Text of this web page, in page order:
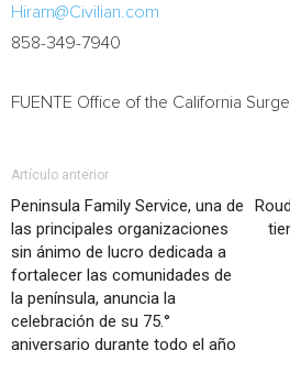
Hiram@Civilian.com
858-349-7940
FUENTE Office of the California
Artículo anterior
Peninsula Family Service, una de
las principales organizaciones
sin ánimo de lucro dedicada a
fortalecer las comunidades de
la península, anuncia la
celebración de su 75.°
aniversario durante todo el año